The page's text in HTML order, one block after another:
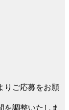
りご応募をお願
を調整いたしま